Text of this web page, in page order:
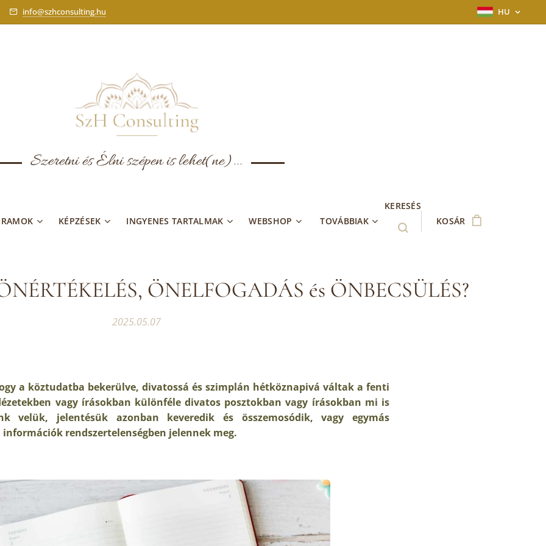
info@szhconsulting.hu HU
Szeretni és Élni szépen is lehet(ne)...
KÉPZÉSEK INGYENES TARTALMAK WEBSHOP TOVÁBBIAK
KERESÉS
KOSÁR
ÖNELFOGADÁS és ÖNBECSÜLÉS?
2025.05.07
a köztudatba bekerülve, divatossá és szimplán hétköznapivá váltak a fenti
vagy írásokban különféle divatos posztokban vagy írásokban mi is
velük, jelentésük azonban keveredik és összemosódik, vagy egymás
rendszertelenségben jelennek meg.